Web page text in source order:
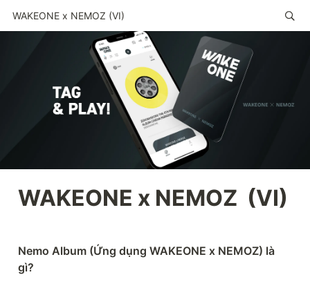
WAKEONE x NEMOZ (VI)
WAKEONE x NEMOZ  (VI)
Nemo Album (Ứng dụng WAKEONE x NEMOZ) là
gì?